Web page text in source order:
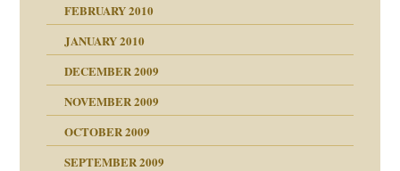
FEBRUARY 2010
JANUARY 2010
DECEMBER 2009
NOVEMBER 2009
OCTOBER 2009
SEPTEMBER 2009